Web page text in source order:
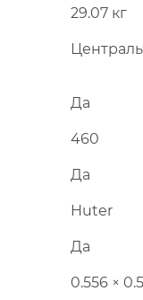
29.07 кг
Да
460
Да
Huter
Да
0.556 ×